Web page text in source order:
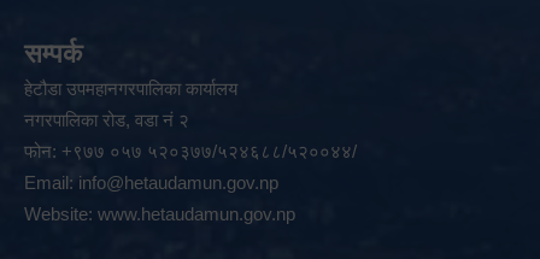
सम्पर्क
हेटौडा उपमहानगरपालिका कार्यालय
नगरपालिका रोड, वडा नं २
फोन: +९७७ ०५७ ५२०३७७/५२४६८८/५२००४४/
Email: info@hetaudamun.gov.np
Website: www.hetaudamun.gov.np